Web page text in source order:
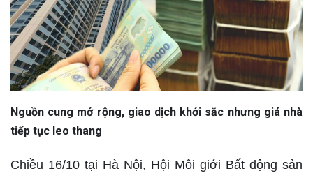
Nguồn cung mở rộng, giao dịch khởi sắc nhưng giá nhà
tiếp tục leo thang
Chiều 16/10 tại Hà Nội, Hội Môi giới Bất động sản